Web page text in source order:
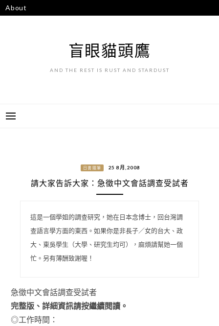
跳
至
About
盲眼貓頭鷹
AND THE REST IS RUST AND STARDUST
日書隨筆 25 8 月, 2008
請大家告訴大家：急徵中文會話調查受試者
這是一個學姐的調查研究，她在日本念博士，回台灣調
查語言學方面的東西。如果你是非長子／女的台大、政
大、東吳學生（大學、研究生均可），麻煩請幫她一個
忙。另有薄酬致謝喔！
急徵中文會話調查受試者
完整版、詳細資訊請按繼續閱讀。
◎工作時間：